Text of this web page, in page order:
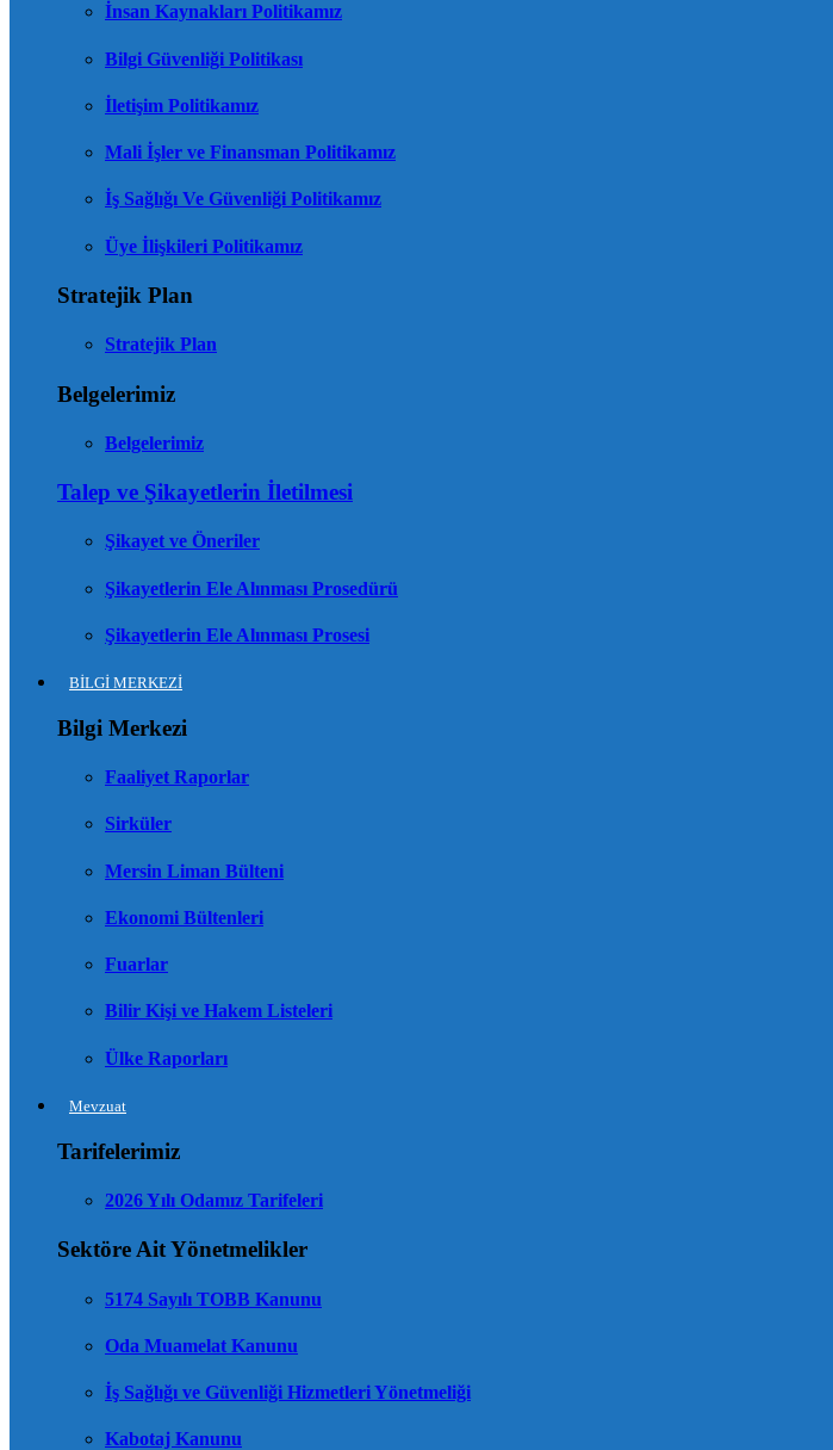
İnsan Kaynakları Politikamız
Bilgi Güvenliği Politikası
İletişim Politikamız
Mali İşler ve Finansman Politikamız
İş Sağlığı Ve Güvenliği Politikamız
Üye İlişkileri Politikamız
Stratejik Plan
Stratejik Plan
Belgelerimiz
Belgelerimiz
Talep ve Şikayetlerin İletilmesi
Şikayet ve Öneriler
Şikayetlerin Ele Alınması Prosedürü
Şikayetlerin Ele Alınması Prosesi
BİLGİ MERKEZİ
Bilgi Merkezi
Faaliyet Raporlar
Sirküler
Mersin Liman Bülteni
Ekonomi Bültenleri
Fuarlar
Bilir Kişi ve Hakem Listeleri
Ülke Raporları
Mevzuat
Tarifelerimiz
2026 Yılı Odamız Tarifeleri
Sektöre Ait Yönetmelikler
5174 Sayılı TOBB Kanunu
Oda Muamelat Kanunu
İş Sağlığı ve Güvenliği Hizmetleri Yönetmeliği
Kabotaj Kanunu